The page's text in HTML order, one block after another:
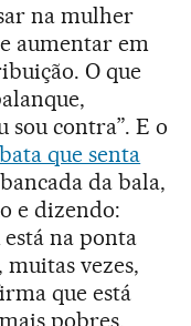
na mulher
aumentar em
O que
sou contra”. E o
que senta
da bala,
e dizendo:
está na ponta
vezes,
que está
pobres,